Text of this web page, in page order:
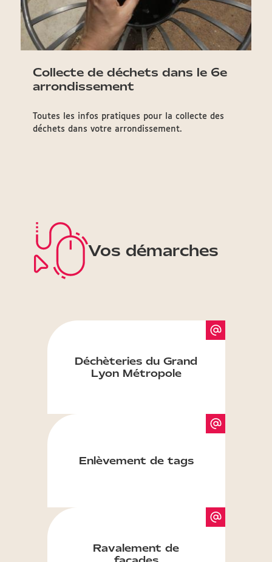
Collecte de déchets dans le 6e
arrondissement
Toutes les infos pratiques pour la collecte des
déchets dans votre arrondissement.
Vos démarches
Déchèteries du Grand
Lyon Métropole
Enlèvement de tags
Ravalement de